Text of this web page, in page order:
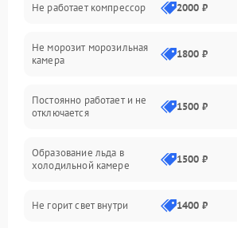
Электропитание
Дренаж
Не работает компрессор 2000 ₽
Не морозит морозильная
камера
1800 ₽
Постоянно работает и не
отключается
1500 ₽
Образование льда в
холодильной камере
1500 ₽
Не горит свет внутри 1400 ₽